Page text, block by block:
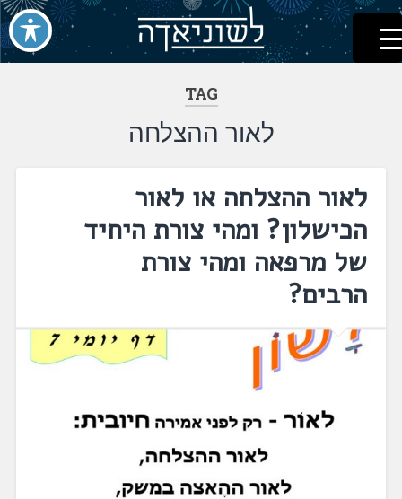
דלג
לתוכן
לשוניאדה
עברית. לשון. שפה
TAG
לאור ההצלחה
לאור ההצלחה או לאור
הכישלון? ומהי צורת היחיד
של מרפאה ומהי צורת
הרבים?